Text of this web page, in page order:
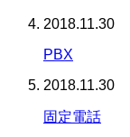
2018.11.30
PBX
2018.11.30
固定電話